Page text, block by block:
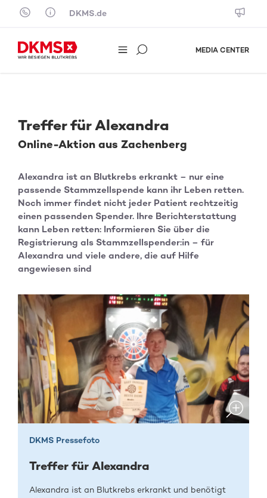
Skip to content
DKMS.de
MEDIA CENTER
Treffer für Alexandra
Online-Aktion aus Zachenberg
Alexandra ist an Blutkrebs erkrankt – nur eine
passende Stammzellspende kann ihr Leben retten.
Noch immer findet nicht jeder Patient rechtzeitig
einen passenden Spender. Ihre Berichterstattung
kann Leben retten: Informieren Sie über die
Registrierung als Stammzellspender:in – für
Alexandra und viele andere, die auf Hilfe
angewiesen sind
DKMS Pressefoto
Treffer für Alexandra
Alexandra ist an Blutkrebs erkrankt und benötigt